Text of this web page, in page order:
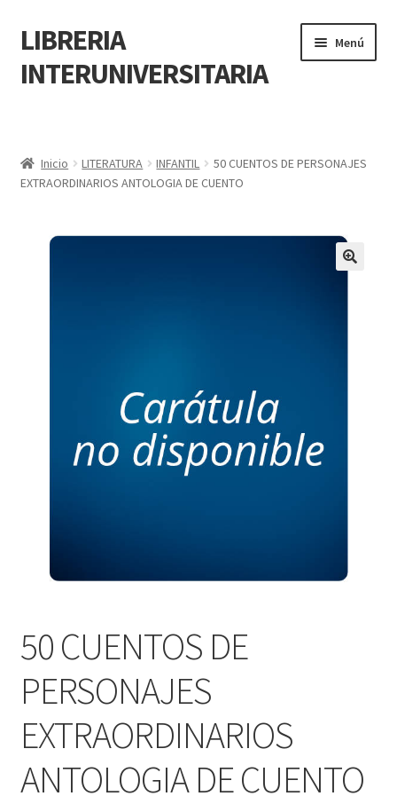
LIBRERIA
INTERUNIVERSITARIA
Menú
Carrito
POLÍTICA DE MANEJO DE INFORMACIÓN Y DATOS
PERSONALES DE CORPORACIÓN INTERUNIVERSITARIA DE
SERVICIO
Tienda
Inicio LITERATURA INFANTIL
50 CUENTOS DE PERSONAJES
EXTRAORDINARIOS ANTOLOGIA DE CUENTO
50 CUENTOS DE
PERSONAJES
EXTRAORDINARIOS
ANTOLOGIA DE CUENTO